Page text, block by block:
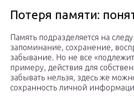
Потеря памяти:
Память подразделяется на
запоминание, сохранение,
забывание. Но не все
примеру, действия для
забывать нельзя, здесь же
сохранность личной